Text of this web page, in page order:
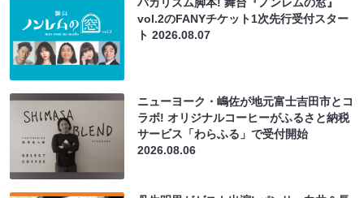
vol.2のFANYチケット1次先行受付スター
ト2026.08.07
ニューヨーク・嶋佐が地元富士吉田市とコ
ラボ! オリジナルコーヒーがふるさと納税
サービス「わらふる」で受付開始
2026.08.06